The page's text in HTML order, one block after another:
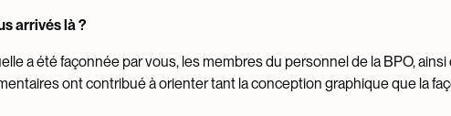
arrivés là ?
a été façonnée par vous, les membres du personnel de la BPO,
ont contribué à orienter tant la conception graphique que la